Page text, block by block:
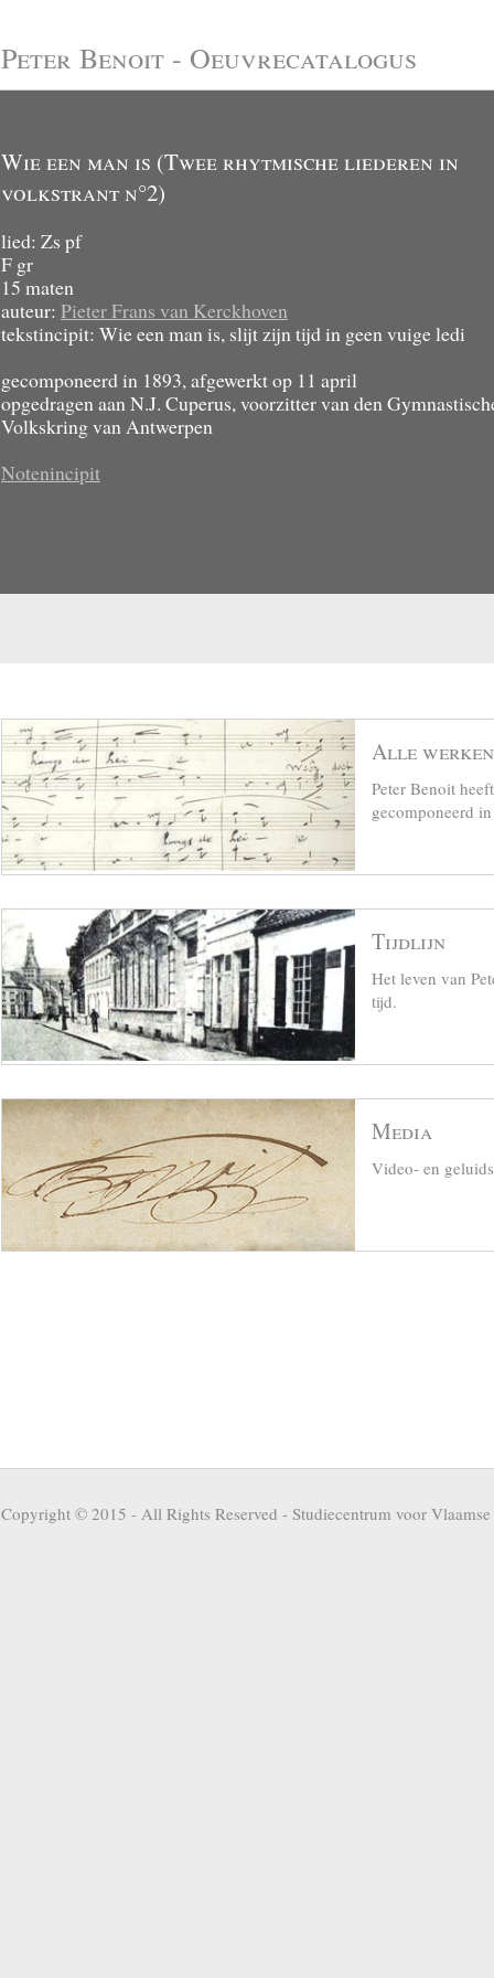
Peter Benoit - Oeuvrecatalogus
Wie een man is (Twee rhytmische liederen in
volkstrant n°2)
lied: Zs pf
F gr
15 maten
auteur: Pieter Frans van Kerckhoven
tekstincipit: Wie een man is, slijt zijn tijd in geen vuige ledi
gecomponeerd in 1893, afgewerkt op 11 april
opgedragen aan N.J. Cuperus, voorzitter van den
Volkskring van Antwerpen
Notenincipit
Alle werken
Peter Benoit
gecomponeerd
Tijdlijn
Het leven van
tijd.
Media
Video- en
Copyright © 2015 - All Rights Reserved - Studiecentrum voor